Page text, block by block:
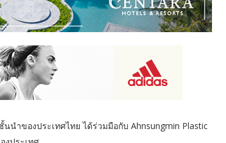
าของประเทศไทย ได้ร่วมมือกับ Ahnsungmin Plastic